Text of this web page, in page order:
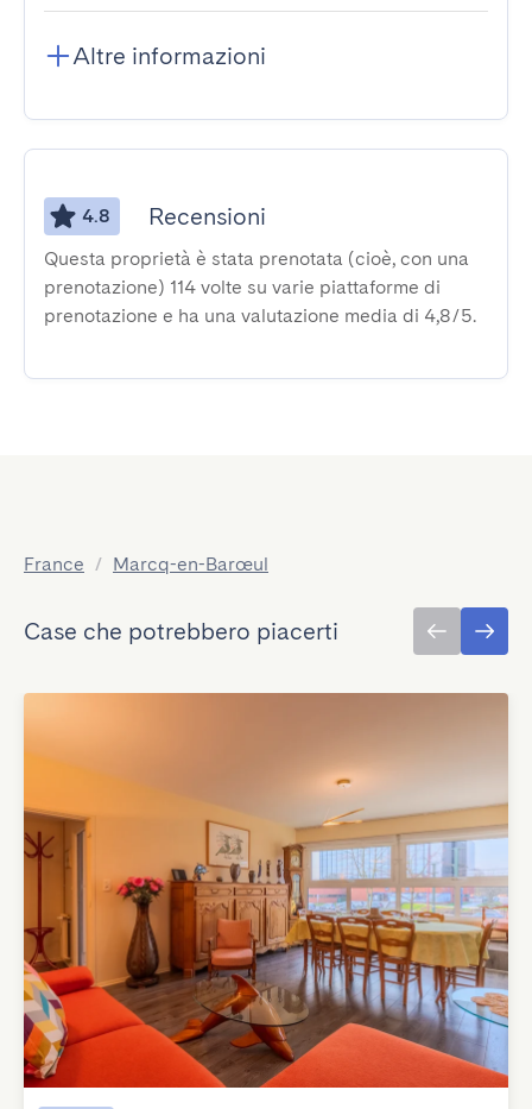
Altre informazioni
4.8 Recensioni
Questa proprietà è stata prenotata (cioè, con una
prenotazione) 114 volte su varie piattaforme di
prenotazione e ha una valutazione media di 4,8/5.
France / Marcq-en-Barœul
Case che potrebbero piacerti